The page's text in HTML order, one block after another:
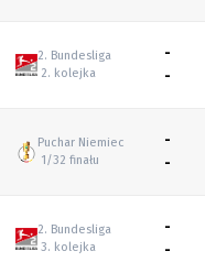
2. Bundesliga
2. kolejka
-
-
Puchar Niemiec
1/32 finału
-
-
2. Bundesliga
3. kolejka
-
-